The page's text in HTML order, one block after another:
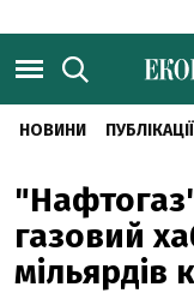
НОВИНИ ПУБЛІКАЦІЇ
газовий
мільярдів